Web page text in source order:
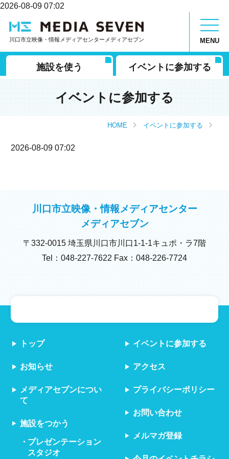
2026-08-09 07:02
川口市立映像・情報メディアセンターメディアセブン MENU
施設を使う イベントに参加する
イベントに参加する
HOME イベントに参加する
2026-08-09 07:02
川口市立映像・情報メディアセンター
メディアセブン
〒332-0015 埼玉県川口市川口1-1-1キュポ・ラ7階
Tel：048-227-7622 Fax：048-226-7724
トップ
お知らせ
メディアセブンについ
て
施設をつかう
プレゼンテーション
スタジオ
イベントに参加する
アクセス
プライバシーポリシー
お問い合わせ
メルマガ登録